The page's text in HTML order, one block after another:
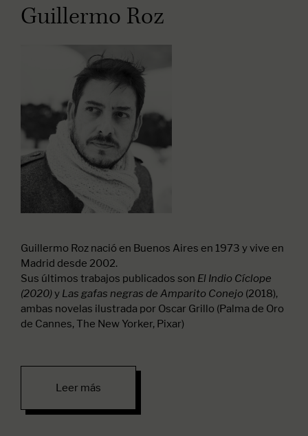
Guillermo Roz
Guillermo Roz nació en Buenos Aires en 1973 y vive en
Madrid desde 2002.
Sus últimos trabajos publicados son El Indio Cíclope
(2020)y Las gafas negras de Amparito Conejo (2018),
ambas novelas ilustrada por Oscar Grillo (Palma de Oro
de Cannes, The New Yorker, Pixar)
Leer más